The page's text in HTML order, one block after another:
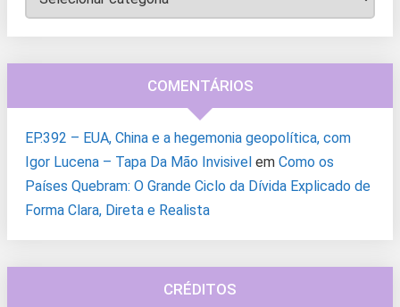
COMENTÁRIOS
EP.392 – EUA, China e a hegemonia geopolítica, com
Igor Lucena – Tapa Da Mão Invisivel em Como os
Países Quebram: O Grande Ciclo da Dívida Explicado de
Forma Clara, Direta e Realista
CRÉDITOS